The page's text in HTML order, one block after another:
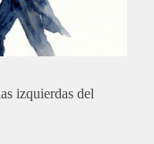
izquierdas del